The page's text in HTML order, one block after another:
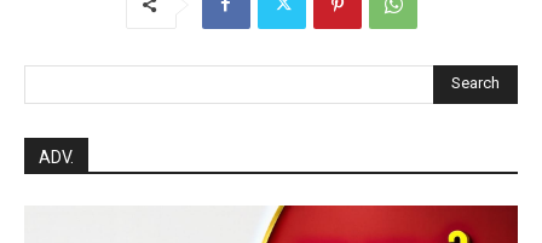
Search
ADV.